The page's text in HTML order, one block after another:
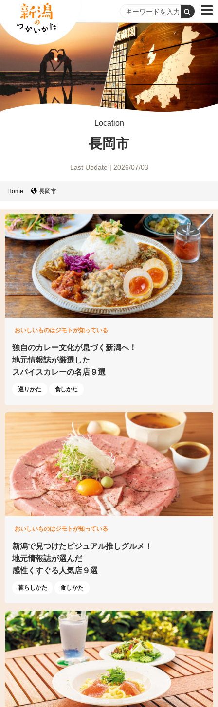
Location
長岡市
Last Update | 2026/07/03
Home 長岡市
おいしいものはジモトが知っている
独自のカレー文化が息づく新潟へ！
地元情報誌が厳選した
スパイスカレーの名店９選
巡りかた 食しかた
おいしいものはジモトが知っている
新潟で見つけた ビジュアル推しグルメ！
地元情報誌が選んだ
感性くすぐる人気店９選
暮らしかた 食しかた